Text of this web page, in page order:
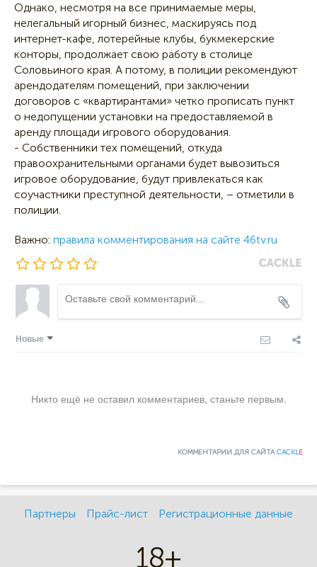
Однако, несмотря на все принимаемые меры,
нелегальный игорный бизнес, маскируясь под
интернет-кафе, лотерейные клубы, букмекерские
конторы, продолжает свою работу в столице
Соловьиного края. А потому, в полиции рекомендуют
арендодателям помещений, при заключении
договоров с «квартирантами» четко прописать пункт
о недопущении установки на предоставляемой в
аренду площади игрового оборудования.
- Собственники тех помещений, откуда
правоохранительными органами будет вывозиться
игровое оборудование, будут привлекаться как
соучастники преступной деятельности, – отметили в
полиции.
Важно: правила комментирования на сайте 46tv.ru
Новые
Никто ещё не оставил комментариев, станьте первым.
КОММЕНТАРИИ ДЛЯ САЙТАCACKLE
Партнеры Прайс-лист Регистрационные данные
18+